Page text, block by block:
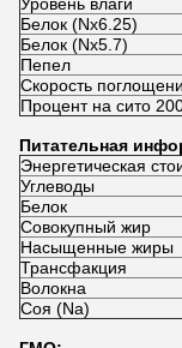
Белок (Nx6.25)
Белок (Nx5.7)
Пепел
Скорость
Процент на сито
Питательная
Энергетическая
Углеводы
Белок
Совокупный жир
Насыщенные жиры
Трансфакция
Волокна
Соя (Na)